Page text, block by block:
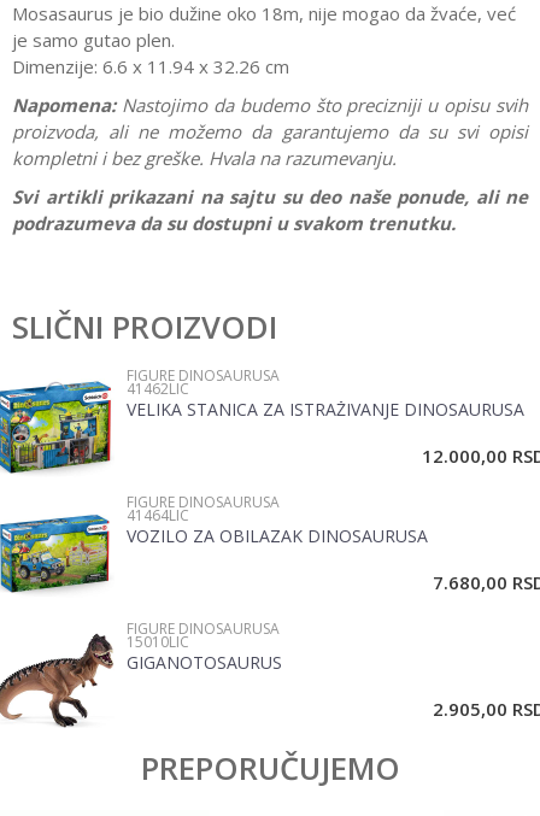
Mosasaurus je bio dužine oko 18m, nije mogao da žvaće, već
je samo gutao plen.
Dimenzije: 6.6 x 11.94 x 32.26 cm
Napomena: Nastojimo da budemo što precizniji u opisu svih
proizvoda, ali ne možemo da garantujemo da su svi opisi
kompletni i bez greške. Hvala na razumevanju.
Svi artikli prikazani na sajtu su deo naše ponude, ali ne
podrazumeva da su dostupni u svakom trenutku.
Ime/Nadimak
Email
SLIČNI PROIZVODI
FIGURE DINOSAURUSA
41462LIC
VELIKA STANICA ZA ISTRAŽIVANJE DINOSAURUSA
12.000,00
FIGURE DINOSAURUSA
41464LIC
VOZILO ZA OBILAZAK DINOSAURUSA
7.680,00
FIGURE DINOSAURUSA
15010LIC
GIGANOTOSAURUS
2.905,00
PREPORUČUJEMO